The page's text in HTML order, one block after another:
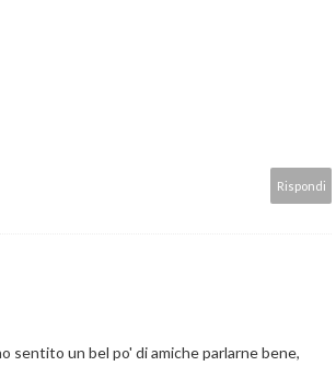
Rispondi
sentito un bel po' di amiche parlarne bene,